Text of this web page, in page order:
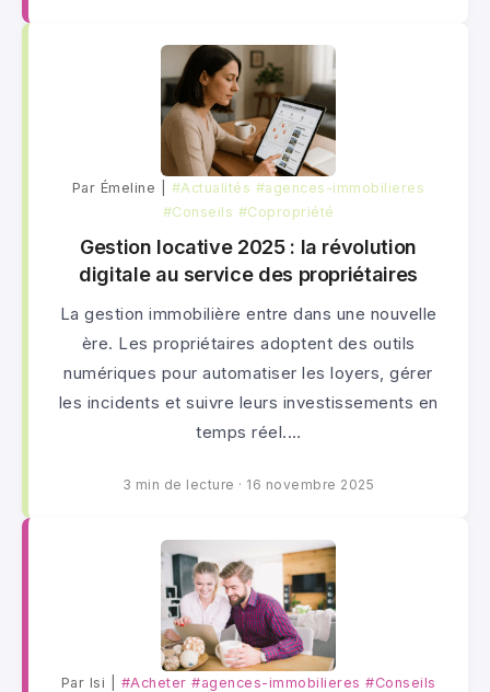
Par Émeline | #Actualités #agences-immobilieres
#Conseils #Copropriété
Gestion locative 2025 : la révolution
digitale au service des propriétaires
La gestion immobilière entre dans une nouvelle
ère. Les propriétaires adoptent des outils
numériques pour automatiser les loyers, gérer
les incidents et suivre leurs investissements en
temps réel.…
3 min de lecture · 16 novembre 2025
Par lsi | #Acheter #agences-immobilieres #Conseils